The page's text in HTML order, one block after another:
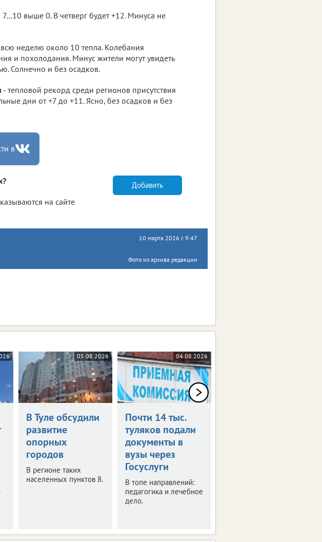
выше 0. В четверг будет +12. Минуса не
всю неделю около 10 тепла. Колебания
и похолодания. Минус жители могут увидеть
Солнечно и без осадков.
- тепловой рекорд среди регионов присутствия
дни от +7 до +11. Ясно, без осадков и без
в
на сайте
Добавить
10 марта 2026 г. 9:47
Фото из архива редакции
05.08.2026
В Туле обсудили
развитие
опорных
городов
В регионе таких
населенных пунктов 8.
04.08.2026
Почти 14 тыс.
туляков подали
документы в
вузы через
Госуслуги
В топе направлений:
педагогика и лечебное
дело.